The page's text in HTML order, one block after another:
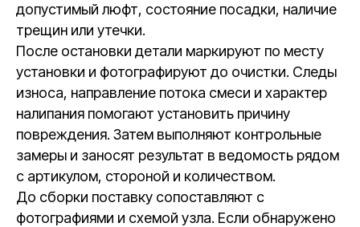
допустимый люфт, состояние посадки, наличие
трещин или утечки.
После остановки детали маркируют по месту
установки и фотографируют до очистки. Следы
износа, направление потока смеси и характер
налипания помогают установить причину
повреждения. Затем выполняют контрольные
замеры и заносят результат в ведомость рядом
с артикулом, стороной и количеством.
До сборки поставку сопоставляют с
фотографиями и схемой узла. Если обнаружено